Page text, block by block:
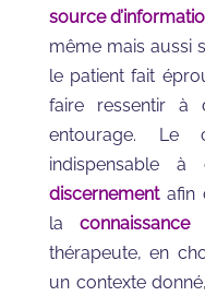
source
même mais aussi
le patient fait
faire ressentir à
entourage. Le
indispensable
discernementafin
la
thérapeute, en
un contexte